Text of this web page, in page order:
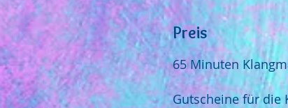
Preis
65 Minuten
Gutscheine für die